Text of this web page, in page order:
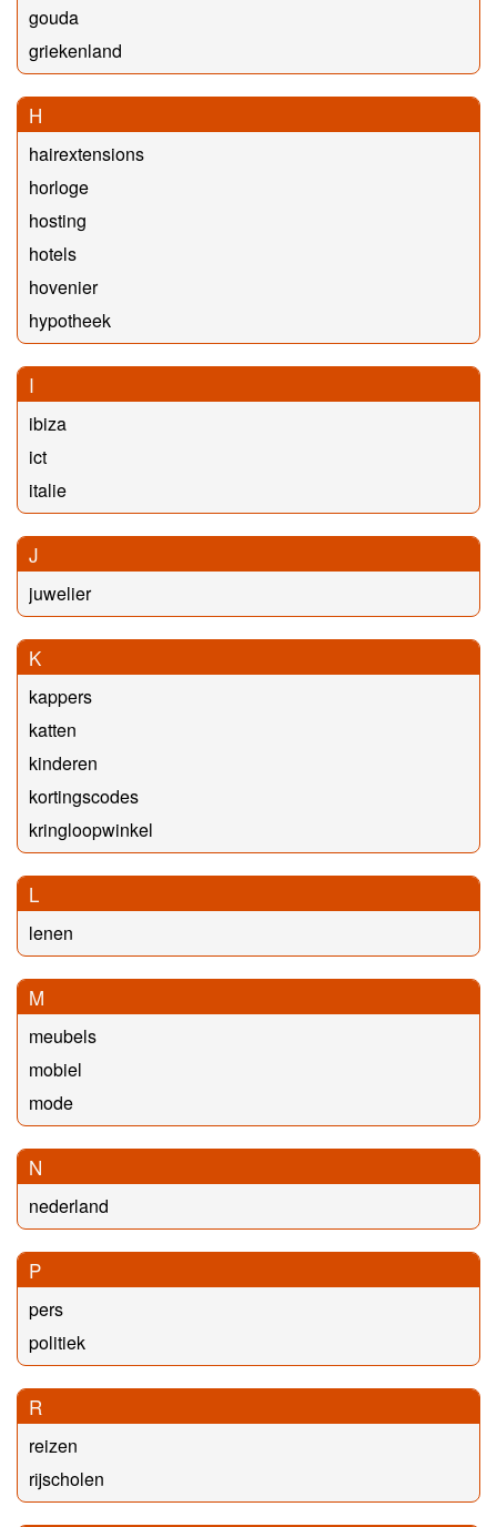
gouda
griekenland
H
hairextensions
horloge
hosting
hotels
hovenier
hypotheek
I
ibiza
ict
italie
J
juwelier
K
kappers
katten
kinderen
kortingscodes
kringloopwinkel
L
lenen
M
meubels
mobiel
mode
N
nederland
P
pers
politiek
R
reizen
rijscholen